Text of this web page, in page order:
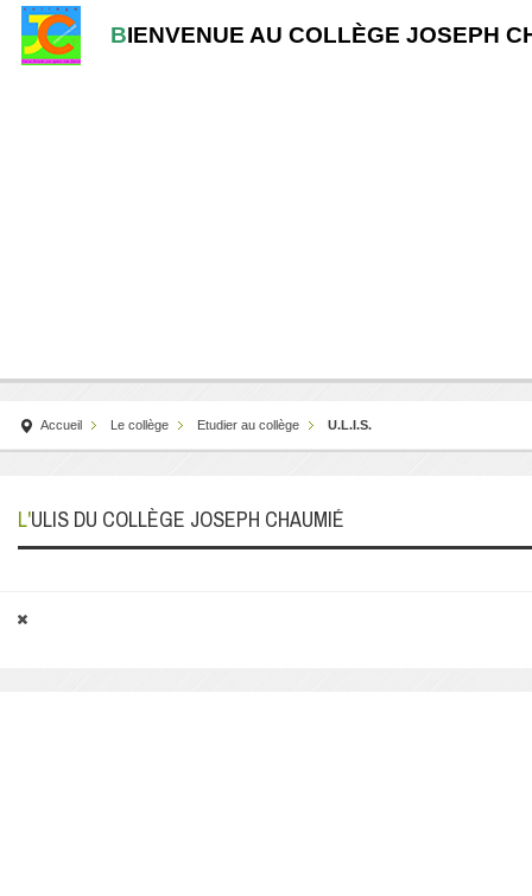
BIENVENUE AU COLLÈGE JOSEPH
Accueil Le collège Etudier au collège U.L.I.S.
L'ULIS DU COLLÈGE JOSEPH CHAUMIÉ